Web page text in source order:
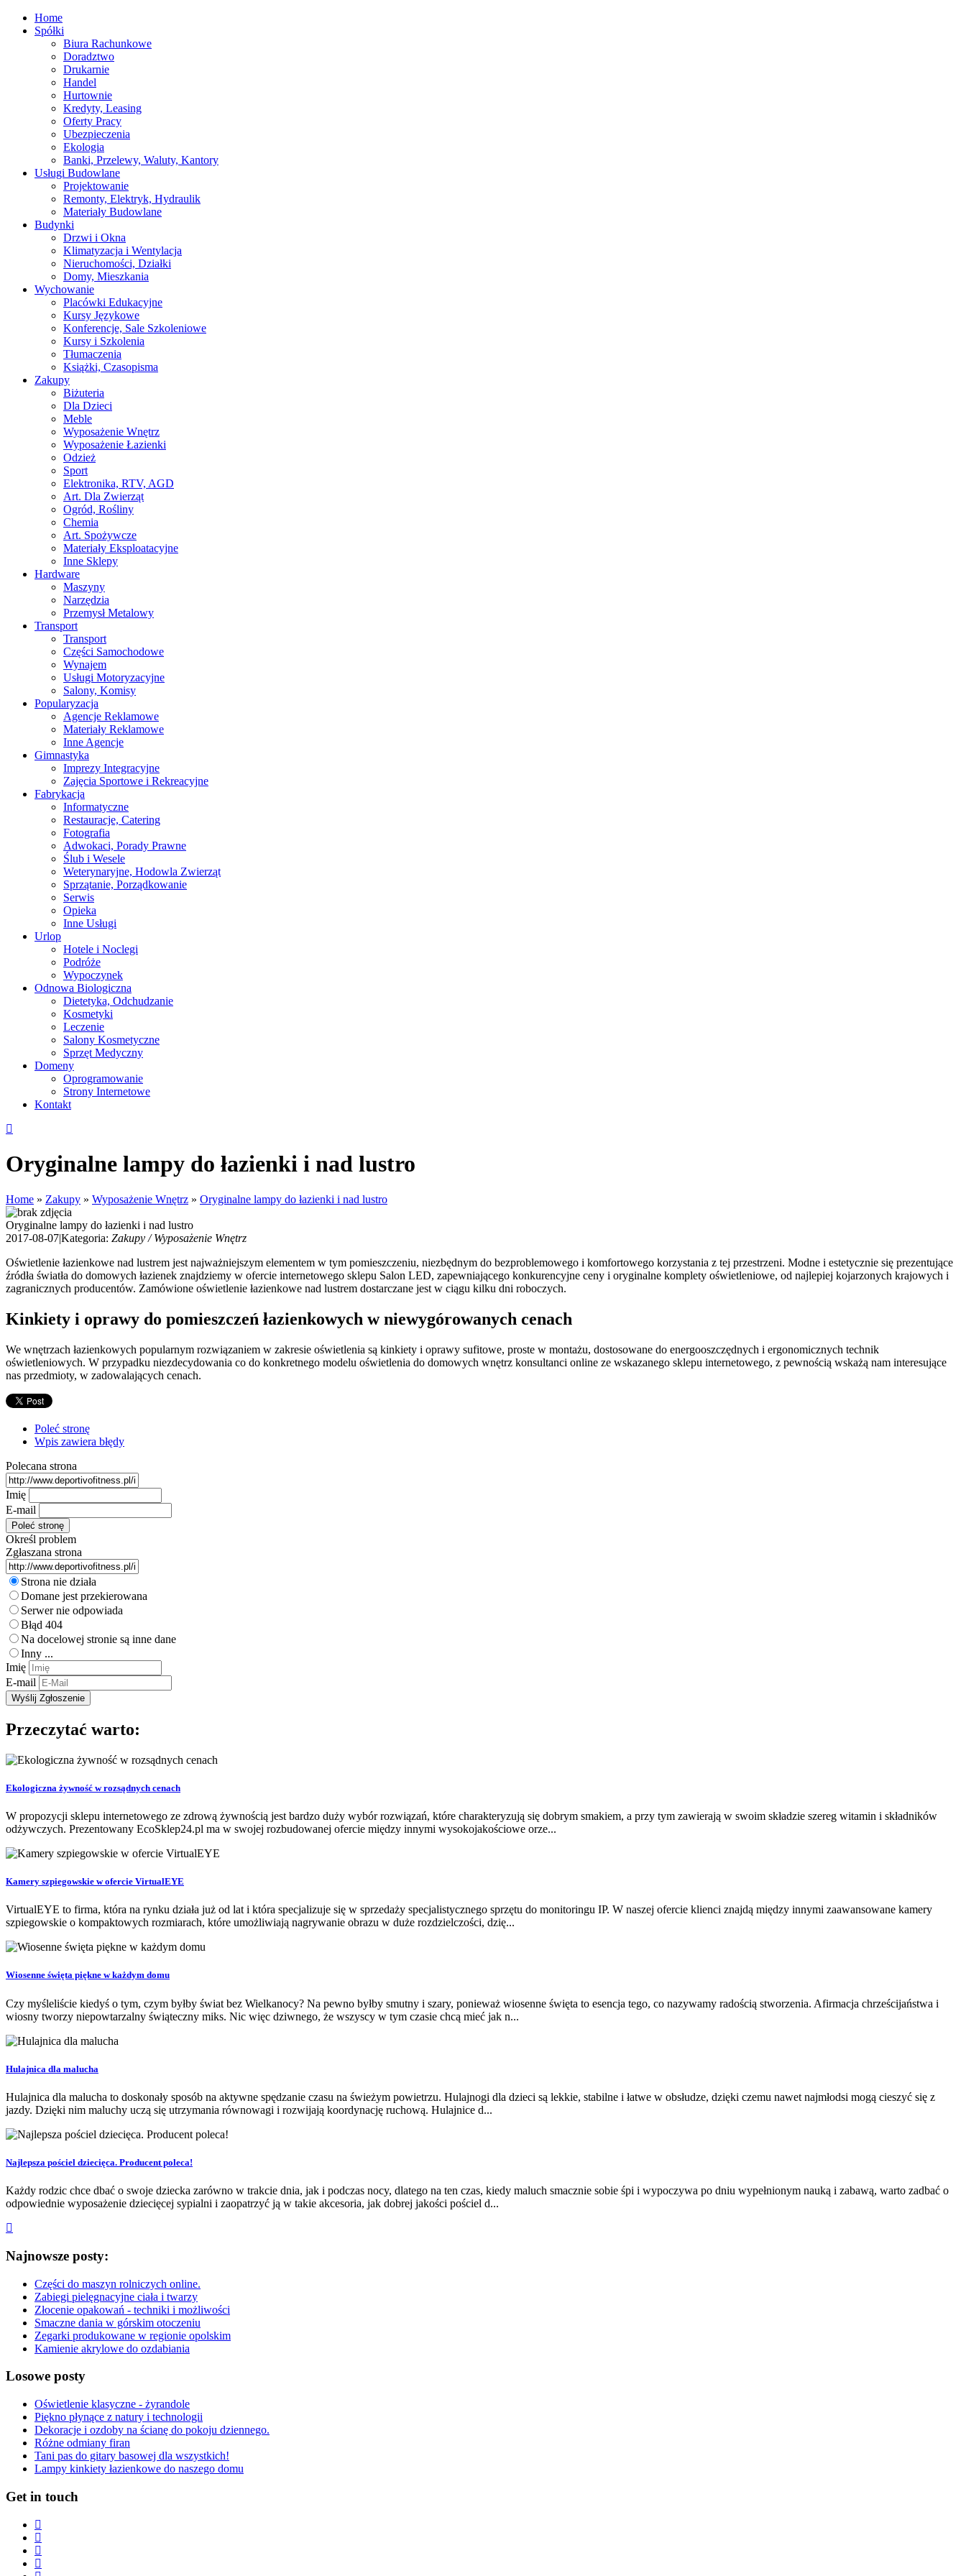
Home
Spółki
Biura Rachunkowe
Doradztwo
Drukarnie
Handel
Hurtownie
Kredyty, Leasing
Oferty Pracy
Ubezpieczenia
Ekologia
Banki, Przelewy, Waluty, Kantory
Usługi Budowlane
Projektowanie
Remonty, Elektryk, Hydraulik
Materiały Budowlane
Budynki
Drzwi i Okna
Klimatyzacja i Wentylacja
Nieruchomości, Działki
Domy, Mieszkania
Wychowanie
Placówki Edukacyjne
Kursy Językowe
Konferencje, Sale Szkoleniowe
Kursy i Szkolenia
Tłumaczenia
Książki, Czasopisma
Zakupy
Biżuteria
Dla Dzieci
Meble
Wyposażenie Wnętrz
Wyposażenie Łazienki
Odzież
Sport
Elektronika, RTV, AGD
Art. Dla Zwierząt
Ogród, Rośliny
Chemia
Art. Spożywcze
Materiały Eksploatacyjne
Inne Sklepy
Hardware
Maszyny
Narzędzia
Przemysł Metalowy
Transport
Transport
Części Samochodowe
Wynajem
Usługi Motoryzacyjne
Salony, Komisy
Popularyzacja
Agencje Reklamowe
Materiały Reklamowe
Inne Agencje
Gimnastyka
Imprezy Integracyjne
Zajęcia Sportowe i Rekreacyjne
Fabrykacja
Informatyczne
Restauracje, Catering
Fotografia
Adwokaci, Porady Prawne
Ślub i Wesele
Weterynaryjne, Hodowla Zwierząt
Sprzątanie, Porządkowanie
Serwis
Opieka
Inne Usługi
Urlop
Hotele i Noclegi
Podróże
Wypoczynek
Odnowa Biologiczna
Dietetyka, Odchudzanie
Kosmetyki
Leczenie
Salony Kosmetyczne
Sprzęt Medyczny
Domeny
Oprogramowanie
Strony Internetowe
Kontakt
Oryginalne lampy do łazienki i nad lustro
Home » Zakupy » Wyposażenie Wnętrz » Oryginalne lampy do łazienki i nad lustro
Oryginalne lampy do łazienki i nad lustro
2017-08-07|Kategoria: Zakupy / Wyposażenie Wnętrz
Oświetlenie łazienkowe nad lustrem jest najważniejszym elementem w tym pomieszczeniu, niezbędnym do bezproblemowego i komfortowego korzystania z tej przestrzeni. Modne i estetycznie się prezentujące
źródła światła do domowych łazienek znajdziemy w ofercie internetowego sklepu Salon LED, zapewniającego konkurencyjne ceny i oryginalne komplety oświetleniowe, od najlepiej kojarzonych krajowych i
zagranicznych producentów. Zamówione oświetlenie łazienkowe nad lustrem dostarczane jest w ciągu kilku dni roboczych.
Kinkiety i oprawy do pomieszczeń łazienkowych w niewygórowanych cenach
We wnętrzach łazienkowych popularnym rozwiązaniem w zakresie oświetlenia są kinkiety i oprawy sufitowe, proste w montażu, dostosowane do energooszczędnych i ergonomicznych technik
oświetleniowych. W przypadku niezdecydowania co do konkretnego modelu oświetlenia do domowych wnętrz konsultanci online ze wskazanego sklepu internetowego, z pewnością wskażą nam interesujące
nas przedmioty, w zadowalających cenach.
Poleć stronę
Wpis zawiera błędy
Polecana strona
Imię
E-mail
Określ problem
Zgłaszana strona
Strona nie działa
Domane jest przekierowana
Serwer nie odpowiada
Błąd 404
Na docelowej stronie są inne dane
Inny ...
Imię
E-mail
Przeczytać warto:
Ekologiczna żywność w rozsądnych cenach
W propozycji sklepu internetowego ze zdrową żywnością jest bardzo duży wybór rozwiązań, które charakteryzują się dobrym smakiem, a przy tym zawierają w swoim składzie szereg witamin i składników
odżywczych. Prezentowany EcoSklep24.pl ma w swojej rozbudowanej ofercie między innymi wysokojakościowe orze...
Kamery szpiegowskie w ofercie VirtualEYE
VirtualEYE to firma, która na rynku działa już od lat i która specjalizuje się w sprzedaży specjalistycznego sprzętu do monitoringu IP. W naszej ofercie klienci znajdą między innymi zaawansowane kamery
szpiegowskie o kompaktowych rozmiarach, które umożliwiają nagrywanie obrazu w duże rozdzielczości, dzię...
Wiosenne święta piękne w każdym domu
Czy myśleliście kiedyś o tym, czym byłby świat bez Wielkanocy? Na pewno byłby smutny i szary, ponieważ wiosenne święta to esencja tego, co nazywamy radością stworzenia. Afirmacja chrześcijaństwa i
wiosny tworzy niepowtarzalny świąteczny miks. Nic więc dziwnego, że wszyscy w tym czasie chcą mieć jak n...
Hulajnica dla malucha
Hulajnica dla malucha to doskonały sposób na aktywne spędzanie czasu na świeżym powietrzu. Hulajnogi dla dzieci są lekkie, stabilne i łatwe w obsłudze, dzięki czemu nawet najmłodsi mogą cieszyć się z
jazdy. Dzięki nim maluchy uczą się utrzymania równowagi i rozwijają koordynację ruchową. Hulajnice d...
Najlepsza pościel dziecięca. Producent poleca!
Każdy rodzic chce dbać o swoje dziecka zarówno w trakcie dnia, jak i podczas nocy, dlatego na ten czas, kiedy maluch smacznie sobie śpi i wypoczywa po dniu wypełnionym nauką i zabawą, warto zadbać o
odpowiednie wyposażenie dziecięcej sypialni i zaopatrzyć ją w takie akcesoria, jak dobrej jakości pościel d...
Najnowsze posty:
Części do maszyn rolniczych online.
Zabiegi pielęgnacyjne ciała i twarzy
Złocenie opakowań - techniki i możliwości
Smaczne dania w górskim otoczeniu
Zegarki produkowane w regionie opolskim
Kamienie akrylowe do ozdabiania
Losowe posty
Oświetlenie klasyczne - żyrandole
Piękno płynące z natury i technologii
Dekoracje i ozdoby na ścianę do pokoju dziennego.
Różne odmiany firan
Tani pas do gitary basowej dla wszystkich!
Lampy kinkiety łazienkowe do naszego domu
Get in touch